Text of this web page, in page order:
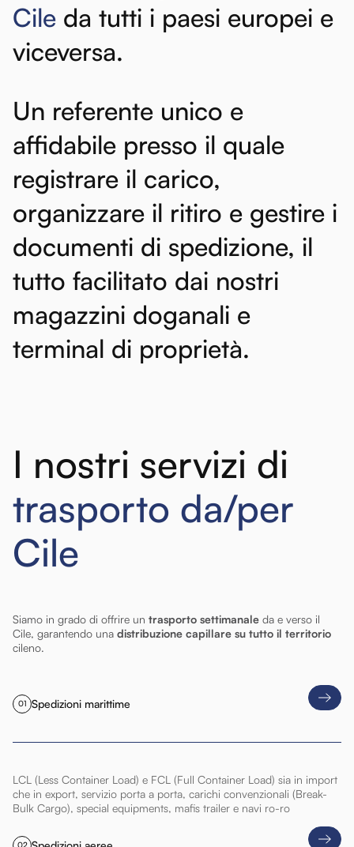
Cile da tutti i paesi europei e
viceversa.
Un referente unico e
affidabile presso il quale
registrare il carico,
organizzare il ritiro e gestire i
documenti di spedizione, il
tutto facilitato dai nostri
magazzini doganali e
terminal di proprietà.
I nostri servizi di
trasporto da/per
Cile
Siamo in grado di offrire un trasporto settimanale da e verso il
Cile, garantendo una distribuzione capillare su tutto il territorio
cileno.
01 Spedizioni marittime
LCL (Less Container Load) e FCL (Full Container Load) sia in import
che in export, servizio porta a porta, carichi convenzionali (Break-
Bulk Cargo), special equipments, mafis trailer e navi ro-ro
02